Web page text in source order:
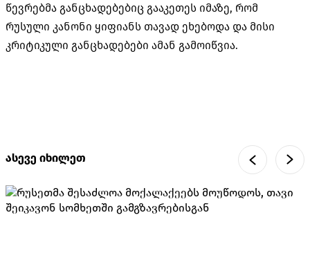
წევრებმა განცხადებებიც გააკეთეს იმაზე, რომ
რუსული კანონი ყიფიანს თავად ეხებოდა და მისი
კრიტიკული განცხადებები ამან გამოიწვია.
ასევე იხილეთ